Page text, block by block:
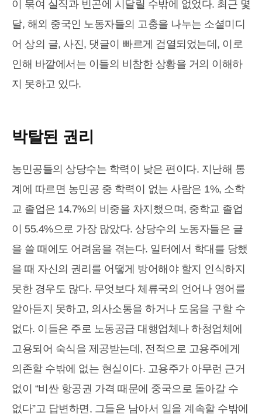
이 묶여 실직과 빈곤에 시달릴 수밖에 없었다. 최근 몇
달, 해외 중국인 노동자들의 고충을 나누는 소셜미디
어 상의 글, 사진, 댓글이 빠르게 검열되었는데, 이로
인해 바깥에서는 이들의 비참한 상황을 거의 이해하
지 못하고 있다.
박탈된 권리
농민공들의 상당수는 학력이 낮은 편이다. 지난해 통
계에 따르면 농민공 중 학력이 없는 사람은 1%, 소학
교 졸업은 14.7%의 비중을 차지했으며, 중학교 졸업
이 55.4%으로 가장 많았다. 상당수의 노동자들은 글
을 쓸 때에도 어려움을 겪는다. 일터에서 학대를 당했
을 때 자신의 권리를 어떻게 방어해야 할지 인식하지
못한 경우도 많다. 무엇보다 체류국의 언어나 영어를
알아듣지 못하고, 의사소통을 하거나 도움을 구할 수
없다. 이들은 주로 노동공급 대행업체나 하청업체에
고용되어 숙식을 제공받는데, 전적으로 고용주에게
의존할 수밖에 없는 현실이다. 고용주가 아무런 근거
없이 “비싼 항공권 가격 때문에 중국으로 돌아갈 수
없다”고 답변하면, 그들은 남아서 일을 계속할 수밖에